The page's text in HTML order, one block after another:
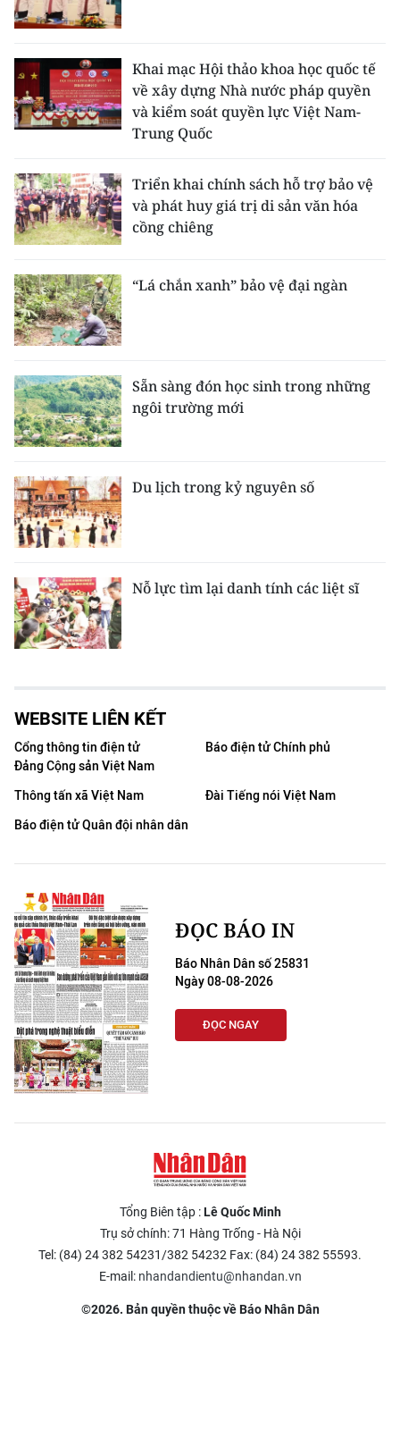
Khai mạc Hội thảo khoa học quốc tế
về xây dựng Nhà nước pháp quyền
và kiểm soát quyền lực Việt Nam-
Trung Quốc
Triển khai chính sách hỗ trợ bảo vệ
và phát huy giá trị di sản văn hóa
cồng chiêng
“Lá chắn xanh” bảo vệ đại ngàn
Sẵn sàng đón học sinh trong những
ngôi trường mới
Du lịch trong kỷ nguyên số
Nỗ lực tìm lại danh tính các liệt sĩ
WEBSITE LIÊN KẾT
Cổng thông tin điện tử
Đảng Cộng sản Việt Nam
Báo điện tử Chính phủ
Thông tấn xã Việt Nam
Đài Tiếng nói Việt Nam
Báo điện tử Quân đội nhân dân
ĐỌC BÁO IN
Báo Nhân Dân số 25831
Ngày 08-08-2026
ĐỌC NGAY
Tổng Biên tập :Lê Quốc Minh
Trụ sở chính: 71 Hàng Trống - Hà Nội
Tel: (84) 24 382 54231/382 54232 Fax: (84) 24 382 55593.
E-mail: nhandandientu@nhandan.vn
©2026. Bản quyền thuộc về Báo Nhân Dân